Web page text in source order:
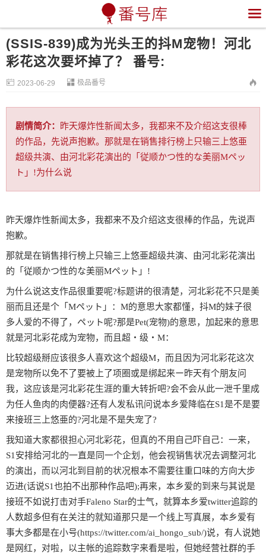

(SSIS-839)成为光头王的抖M宠物！河北
彩花这次要坏掉了？ 番号:
 2023-06-29  极品番号 
剧情简介：
昨天爆炸性新闻太多，我都来不及介绍这支很棒
的作品，先说声抱歉。那就是在销售排行榜上只输三上悠亜
超级共演、由河北彩花演出的「従顺かつ性的な美丽Mペッ
ト」!为什么说
昨天爆炸性新闻太多，我都来不及介绍这支很棒的作品，先说声
抱歉。
那就是在销售排行榜上只输三上悠亜超级共演、由河北彩花演出
的「従顺かつ性的な美丽Mペット」!
为什么说这支作品很重要呢?标题讲的很清楚，河北彩花不只是美
丽而且还是个「Mペット」：M的意思大家都懂，抖M的妹子很
多人爱的不得了，ペット呢?那是Pet(宠物)的意思，加起来的意思
就是河北彩花成为宠物，而且超・级・M：
比较超级掰应该很多人喜欢这个超级M，而且因为河北彩花这次
是宠物所以免不了要被上了项圈或是绑起来ー昨天有个朋友问
我，这应该是河北彩花生涯的重大转折吧?会不会从此一泄千里成
为任人鱼肉的肉便器?还有人发私讯问说本乡爱降临在S1是不是要
来接班三上悠亜的?河北是不是失宠了?
我知道大家都很担心河北彩花，但真的不用自己吓自己：一来，
S1安排给河北的一直是同一个企划，他会视销售状况去调整河北
的演出，而以河北到目前的状况根本不需要往重口味的方向大步
迈进(话说S1也拍不出那种作品吧);再来，本乡爱的到来与其说是
接班不如说打击对手Faleno Star的士气，就算本乡爱twitter追踪的
人数超多但有在关注的就知道那只是一个线上写真展，本乡爱有
事大多都是在小号(https://twitter.com/ai_hongo_sub/)说，有人说她
是网红，对啦，以主帐的追踪数字来看是啦，但她经营社群的手